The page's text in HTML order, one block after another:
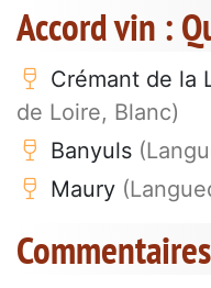
Accord vin :
Crémant de la
de Loire, Blanc)
Banyuls
Maury
Commentaires